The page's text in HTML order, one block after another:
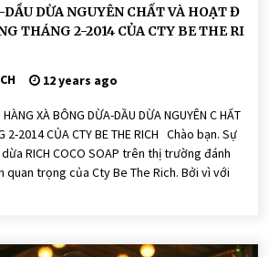
DỪA NGUYÊN CHẤT VÀ HOẠT Đ
THÁNG 2-2014 CỦA CTY BE THE RI
12 years ago
XÀ BÔNG DỪA-DẦU DỪA NGUYÊN C HẤT
2-2014 CỦA CTY BE THE RICH Chào bạn. Sự
RICH COCO SOAP trên thị trường đánh
trọng của Cty Be The Rich. Bởi vì với